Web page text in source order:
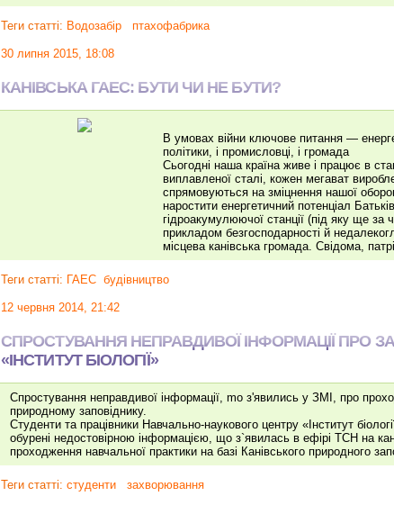
Теги статті: Водозабір птахофабрика
30 липня 2015, 18:08
КАНІВСЬКА ГАЕС: БУТИ ЧИ НЕ БУТИ?
В умовах війни ключове питання —
політики, і промисловці, і громада
Сьогодні наша країна живе і працює в
виплавленої сталі, кожен мегават
спрямовуються на зміцнення нашої
наростити енергетичний потенціал
гідроакумулюючої станції (під яку ще за
прикладом безгосподарності й
місцева канівська громада. Свідома,
Теги статті: ГАЕС будівництво
12 червня 2014, 21:42
СПРОСТУВАННЯ НЕПРАВДИВОЇ ІНФОРМАЦІЇ ПРО
«ІНСТИТУТ БІОЛОГІЇ»
Спростування неправдивої інформації, mo з'явились у ЗМІ, про
природному заповіднику.
Студенти та працівники Навчально-наукового центру «Інститут
обурені недостовірною інформацією, що з`явилась в ефірі ТСН на
проходження навчальної практики на базі Канівського природного
Теги статті: студенти захворювання